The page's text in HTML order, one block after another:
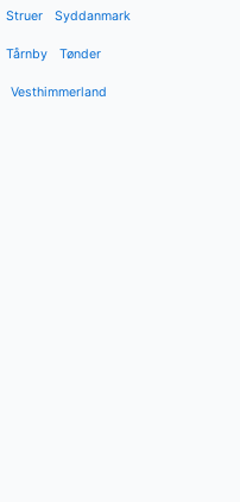
Struer Syddanmark
Tårnby Tønder
Vesthimmerland